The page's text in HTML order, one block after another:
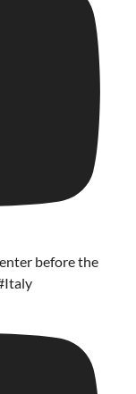
before the